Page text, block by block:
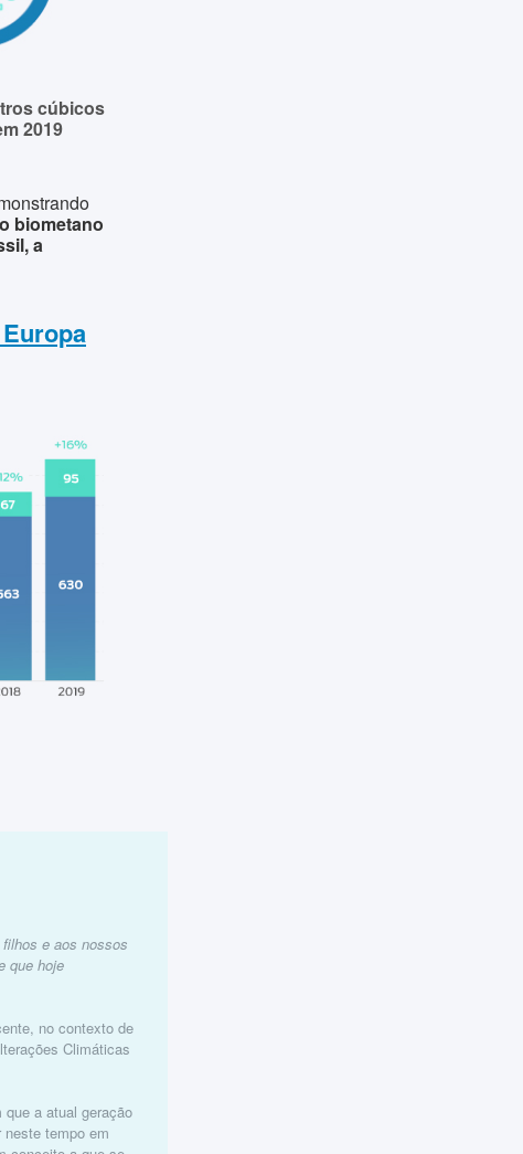
cúbicos
2019
biometano
a
e aos nossos
que hoje
no contexto de
Climáticas
a atual geração
tempo em